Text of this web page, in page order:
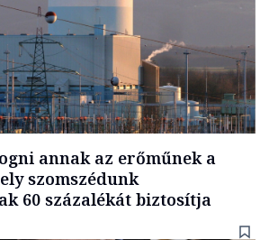
annak az erőműnek a
szomszédunk
60 százalékát biztosítja